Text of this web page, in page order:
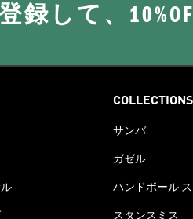
登録して、
COLLECTIONS
サンバ
ガゼル
ハンドボール
スタンスミス